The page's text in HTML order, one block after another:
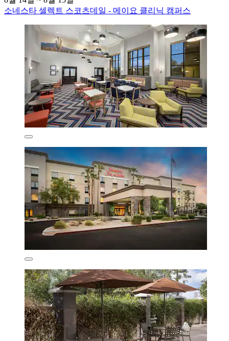
소네스타 셀렉트 스코츠데일 - 메이요 클리닉 캠퍼스